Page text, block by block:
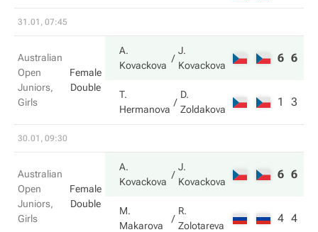
31.01, 07:45
Australian
Open
Juniors,
Girls
Female
Double
A.
Kovackova
J.
Kovackova
6 6
T.
Hermanova
D.
Zoldakova
1 3
30.01, 09:30
Australian
Open
Juniors,
Girls
Female
Double
A.
Kovackova
J.
Kovackova
6 6
M.
Makarova
R.
Zolotareva
4 4